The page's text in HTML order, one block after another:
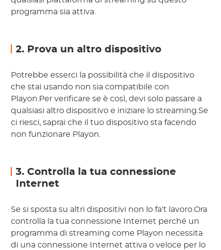
programma sia attiva.
2. Prova un altro dispositivo
Potrebbe esserci la possibilità che il dispositivo
che stai usando non sia compatibile con
Playon.Per verificare se è così, devi solo passare a
qualsiasi altro dispositivo e iniziare lo streaming.Se
ci riesci, saprai che il tuo dispositivo sta facendo
non funzionare Playon.
3. Controlla la tua connessione
Internet
Se si sposta su altri dispositivi non lo fa't lavoro.Ora
controlla la tua connessione Internet perché un
programma di streaming come Playon necessita
di una connessione Internet attiva o veloce per lo